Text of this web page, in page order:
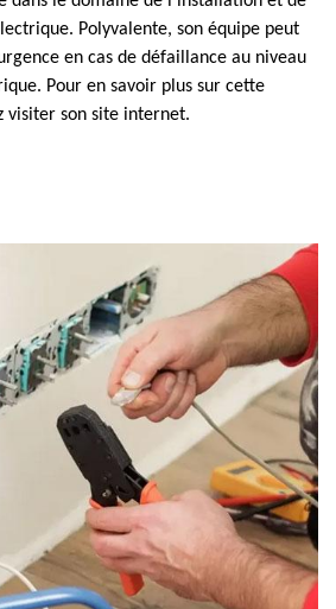
Polyvalente, son équipe peut
en cas de défaillance au niveau
Pour en savoir plus sur cette
visiter son site internet.